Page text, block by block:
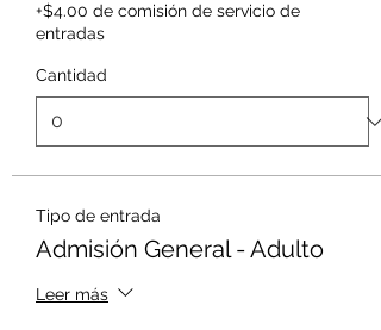
+$4.00 de comisión de servicio de
entradas
Cantidad
Tipo de entrada
Admisión General - Adulto
Leer más